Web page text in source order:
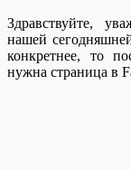
Здравствуйте,
нашей
конкретнее, то
нужна страница в